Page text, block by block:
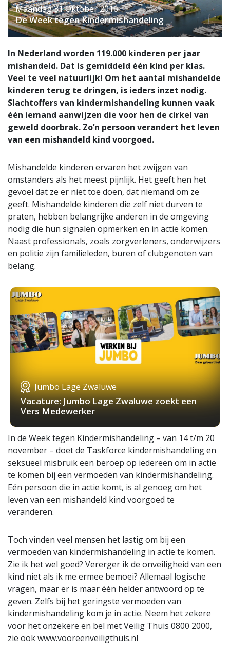
Maandag 31 Oktober 2016
De Week tegen Kindermishandeling
In Nederland worden 119.000 kinderen per jaar
mishandeld. Dat is gemiddeld één kind per klas.
Veel te veel natuurlijk! Om het aantal mishandelde
kinderen terug te dringen, is ieders inzet nodig.
Slachtoffers van kindermishandeling kunnen vaak
één iemand aanwijzen die voor hen de cirkel van
geweld doorbrak. Zo’n persoon verandert het leven
van een mishandeld kind voorgoed.
Mishandelde kinderen ervaren het zwijgen van
omstanders als het meest pijnlijk. Het geeft hen het
gevoel dat ze er niet toe doen, dat niemand om ze
geeft. Mishandelde kinderen die zelf niet durven te
praten, hebben belangrijke anderen in de omgeving
nodig die hun signalen opmerken en in actie komen.
Naast professionals, zoals zorgverleners, onderwijzers
en politie zijn familieleden, buren of clubgenoten van
belang.
Jumbo Lage Zwaluwe
Vacature: Jumbo Lage Zwaluwe zoekt een
Vers Medewerker
In de Week tegen Kindermishandeling – van 14 t/m 20
november – doet de Taskforce kindermishandeling en
seksueel misbruik een beroep op iedereen om in actie
te komen bij een vermoeden van kindermishandeling.
Eén persoon die in actie komt, is al genoeg om het
leven van een mishandeld kind voorgoed te
veranderen.
Toch vinden veel mensen het lastig om bij een
vermoeden van kindermishandeling in actie te komen.
Zie ik het wel goed? Vererger ik de onveiligheid van een
kind niet als ik me ermee bemoei? Allemaal logische
vragen, maar er is maar één helder antwoord op te
geven. Zelfs bij het geringste vermoeden van
kindermishandeling kom je in actie. Neem het zekere
voor het onzekere en bel met Veilig Thuis 0800 2000,
zie ook www.vooreenveiligthuis.nl